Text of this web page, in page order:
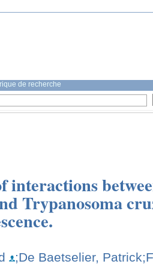
de recherche
Trypanosoma
;De Baetselier, Patrick